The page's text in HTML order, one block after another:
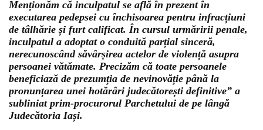
Menționăm că inculpatul se află în prezent în
executarea pedepsei cu închisoarea pentru infracțiuni
de tâlhărie și furt calificat. În cursul urmăririi penale,
inculpatul a adoptat o conduită parțial sinceră,
nerecunoscând săvârșirea actelor de violență asupra
persoanei vătămate. Precizăm că toate persoanele
beneficiază de prezumția de nevinovăție până la
pronunțarea unei hotărâri judecătorești definitive” a
subliniat prim-procurorul Parchetului de pe lângă
Judecătoria Iași.